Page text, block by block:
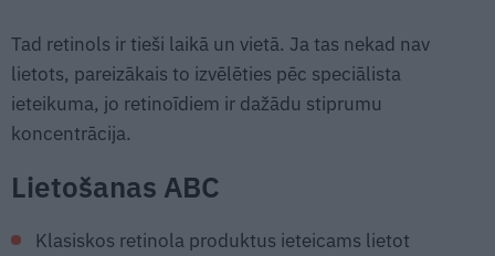
Tad retinols ir tieši laikā un vietā. Ja tas nekad nav
lietots, pareizākais to izvēlēties pēc speciālista
ieteikuma, jo retinoīdiem ir dažādu stiprumu
koncentrācija.
Lietošanas ABC
Klasiskos retinola produktus ieteicams lietot